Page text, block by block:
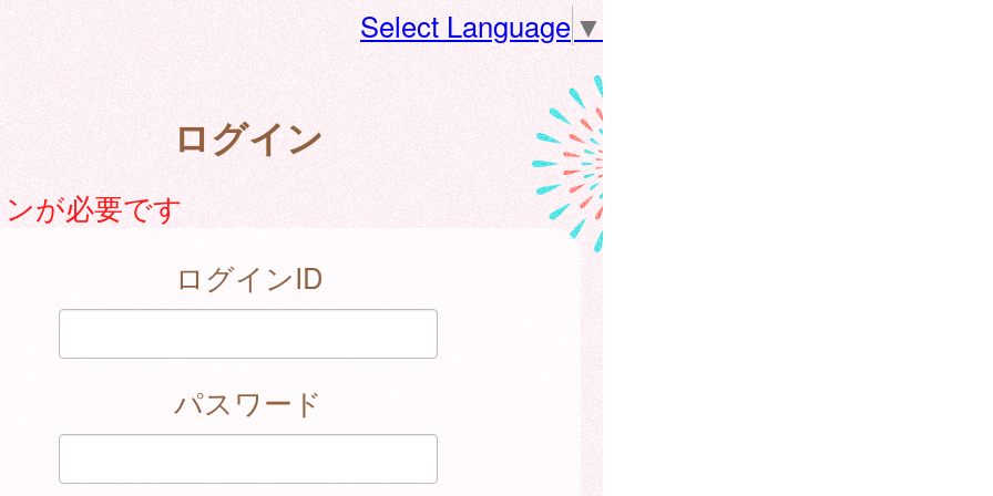
Select Language▼
ログイン
が必要です
ログインID
パスワード